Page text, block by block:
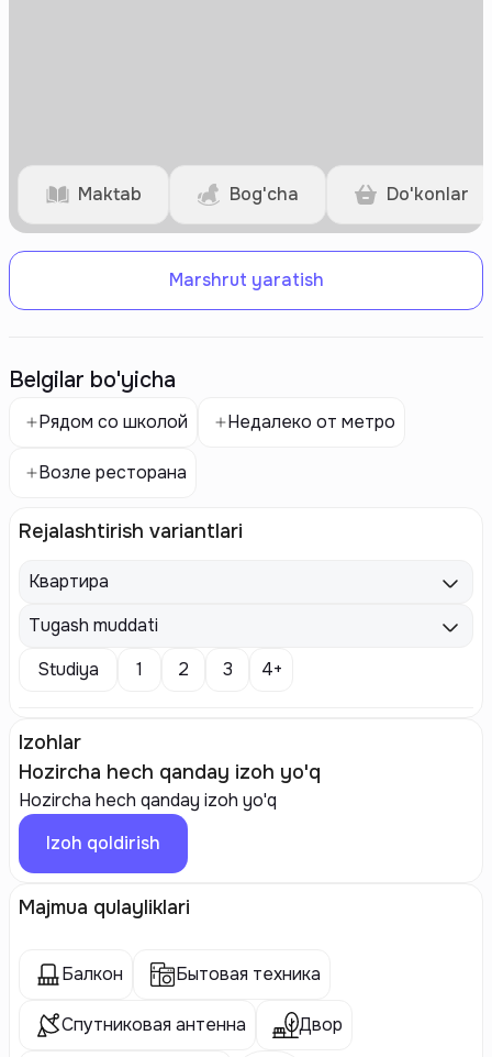
Maktab Bog'cha Do'konlar
Marshrut yaratish
Belgilar bo'yicha
Рядом со школой Недалеко от метро
Возле ресторана
Rejalashtirish variantlari
Квартира
Tugash muddati
Studiya
1 2 3 4+
Izohlar
Hozircha hech qanday izoh yo'q
Hozircha hech qanday izoh yo'q
Izoh qoldirish
Majmua qulayliklari
Балкон Бытовая техника
Спутниковая антенна Двор